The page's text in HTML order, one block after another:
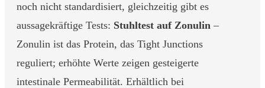
noch nicht standardisiert, gleichzeitig gibt es
aussagekräftige Tests: Stuhltest auf Zonulin –
Zonulin ist das Protein, das Tight Junctions
reguliert; erhöhte Werte zeigen gesteigerte
intestinale Permeabilität. Erhältlich bei